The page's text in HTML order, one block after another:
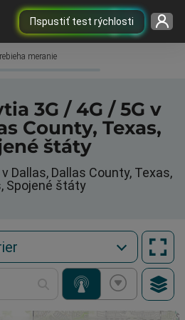
Пspustiť test rýchlosti
meranie
3G / 4G / 5G v
County, Texas,
štáty
Dallas, Dallas County, Texas,
Spojené štáty